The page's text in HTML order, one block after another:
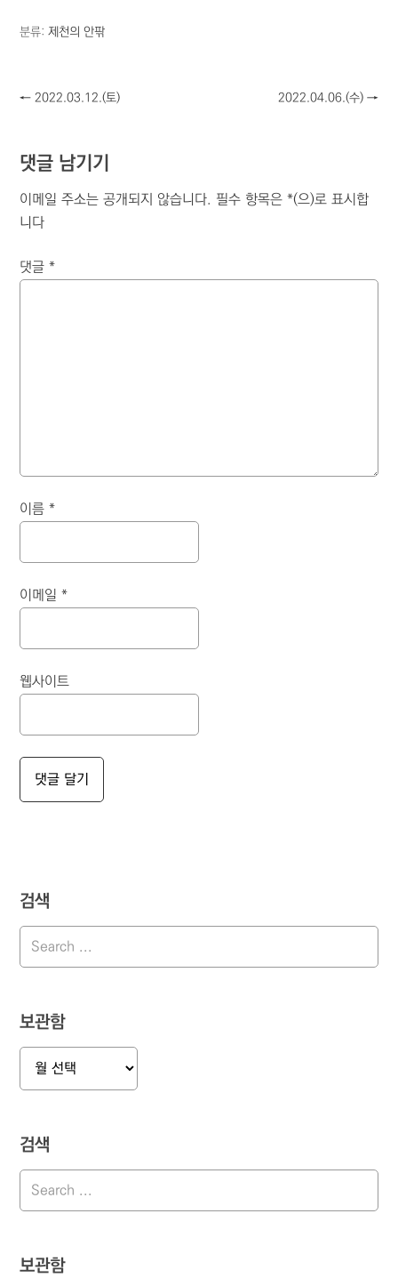
분류:제천의 안팎
←2022.03.12.(토) 2022.04.06.(수)→
댓글 남기기
이메일 주소는 공개되지 않습니다. 필수 항목은*(으)로 표시합
니다
댓글*
이름*
이메일*
웹사이트
검색
보관함
보
검색
보관함